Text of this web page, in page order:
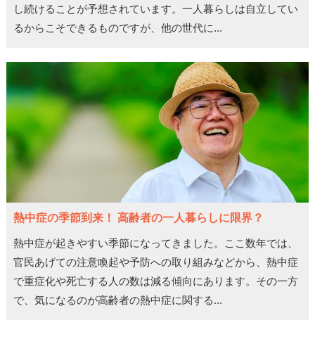
し続けることが予想されています。一人暮らしは自立してい
るからこそできるものですが、他の世代に...
熱中症の季節到来！ 高齢者の一人暮らしに限界？
熱中症が起きやすい季節になってきました。ここ数年では、
官民あげての注意喚起や予防への取り組みなどから、熱中症
で重症化や死亡する人の数は減る傾向にあります。その一方
で、気になるのが高齢者の熱中症に関する...